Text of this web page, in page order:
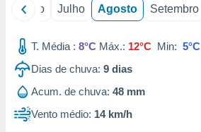
estudos
1199
Junho Julho Agosto Setembro
T. Média : 8°C Máx.: 12°C Min: 5°C
Dias de chuva: 9 dias
Acum. de chuva: 48 mm
Vento médio: 14 km/h